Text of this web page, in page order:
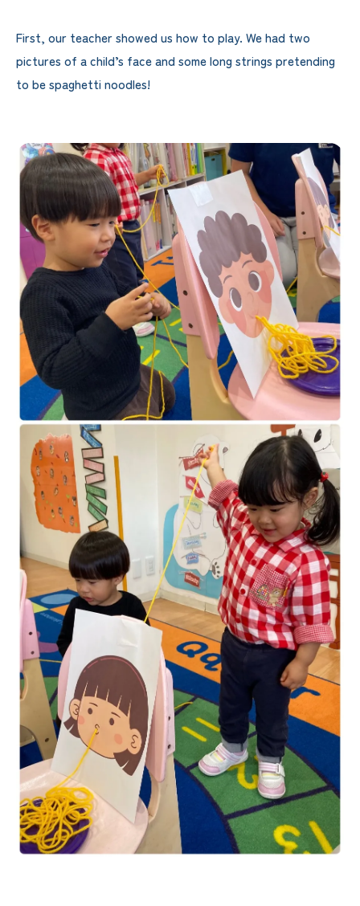
First, our teacher showed us how to play. We had two
pictures of a child’s face and some long strings pretending
to be spaghetti noodles!